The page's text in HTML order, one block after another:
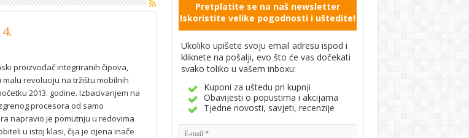
proizvođač integriranih čipova,
revoluciju na tržištu mobilnih
2013. godine. Izbacivanjem na
procesora od samo
napravio je pomutnju u redovima
u istoj klasi, čija je cijena inače
Pretplatite se na naš newsletter
Iskoristite velike pogodnosti i uštedite!
Ukoliko upišete svoju email adresu ispod i
kliknete na pošalji, evo što će vas dočekati
svako toliko u vašem inboxu:
Kuponi za uštedu pri kupnji
Obavijesti o popustima i akcijama
Tjedne novosti, savjeti, recenzije